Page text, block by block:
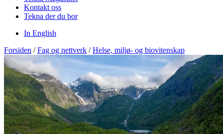
Kontakt oss
Tekna der du bor
In English
Forsiden / Fag og nettverk / Helse, miljø- og biovitenskap